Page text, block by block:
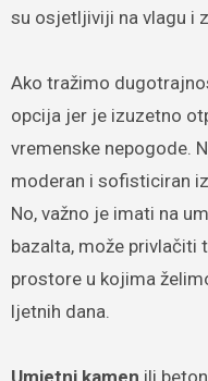
su osjetljiviji na vlagu i
Ako tražimo
opcija jer je izuzetno
vremenske nepogode.
moderan i sofisticiran
No, važno je imati na
bazalta, može privlačiti
prostore u kojima
ljetnih dana.
Umjetni kamen ili